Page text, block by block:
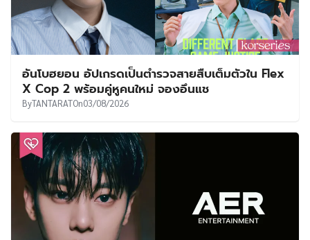
อันโบฮยอน อัปเกรดเป็นตำรวจสายสืบเต็มตัวใน Flex
X Cop 2 พร้อมคู่หูคนใหม่ จองอึนแช
ByTANTARATOn03/08/2026